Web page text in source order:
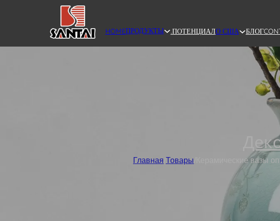
HOMEПРОДУКТЫ .ПОТЕНЦИАЛО США БЛОГ
Главная Товары Керамические вазы